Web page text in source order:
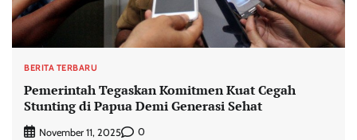
BERITA TERBARU
Pemerintah Tegaskan Komitmen Kuat Cegah
Stunting di Papua Demi Generasi Sehat
November 11, 2025 0